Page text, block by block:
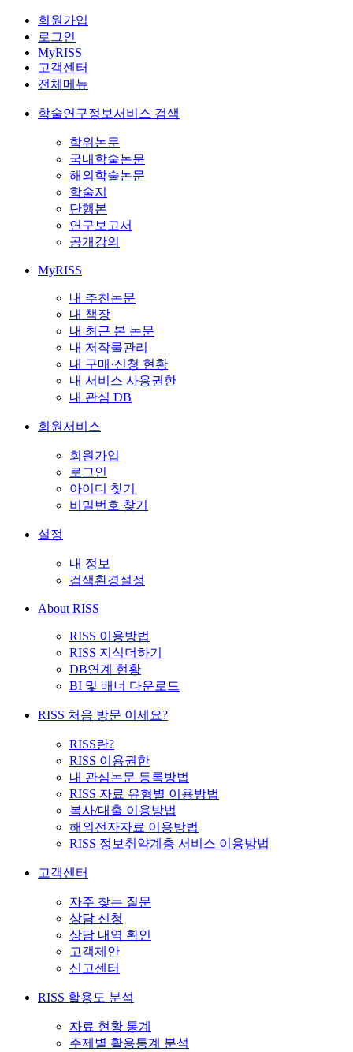
회원가입
로그인
MyRISS
고객센터
전체메뉴
학술연구정보서비스 검색
학위논문
국내학술논문
해외학술논문
학술지
단행본
연구보고서
공개강의
MyRISS
내 추천논문
내 책장
내 최근 본 논문
내 저작물관리
내 구매·신청 현황
내 서비스 사용권한
내 관심 DB
회원서비스
회원가입
로그인
아이디 찾기
비밀번호 찾기
설정
내 정보
검색환경설정
About RISS
RISS 이용방법
RISS 지식더하기
DB연계 현황
BI 및 배너 다운로드
RISS 처음 방문 이세요?
RISS란?
RISS 이용권한
내 관심논문 등록방법
RISS 자료 유형별 이용방법
복사/대출 이용방법
해외전자자료 이용방법
RISS 정보취약계층 서비스 이용방법
고객센터
자주 찾는 질문
상담 신청
상담 내역 확인
고객제안
신고센터
RISS 활용도 분석
자료 현황 통계
주제별 활용통계 분석